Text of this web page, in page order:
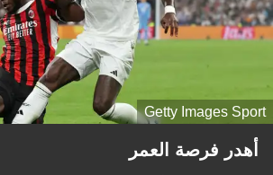
Getty Images Sport
أهدر فرصة العمر